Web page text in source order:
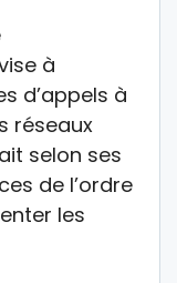
à
d’appels à
réseaux
selon ses
de l’ordre
les